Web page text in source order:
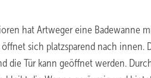
hat Artweger eine Badewanne
sich platzsparend nach innen.
die Tür kann geöffnet werden.